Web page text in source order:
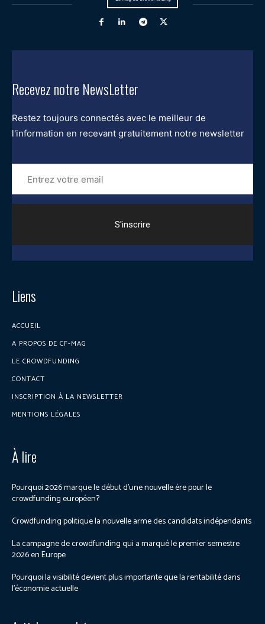
Recevez notre NewsLetter
Restez toujours connectés avec le meilleur de
l'information en recevant gratuitement notre newsletter
Entrez
votre
email
Liens
ACCUEIL
A PROPOS DE CF-MAG
LE CROWDFUNDING
CONTACT
INSCRIPTION À LA NEWSLETTER
MENTIONS LÉGALES
À lire
Pourquoi 2026 marque le début d’une nouvelle ère pour le
crowdfunding européen?
Crowdfunding politique la nouvelle arme des candidats indépendants
La campagne de crowdfunding qui a marqué le premier semestre
2026 en Europe
Pourquoi la visibilité devient plus importante que la rentabilité dans
l’économie actuelle